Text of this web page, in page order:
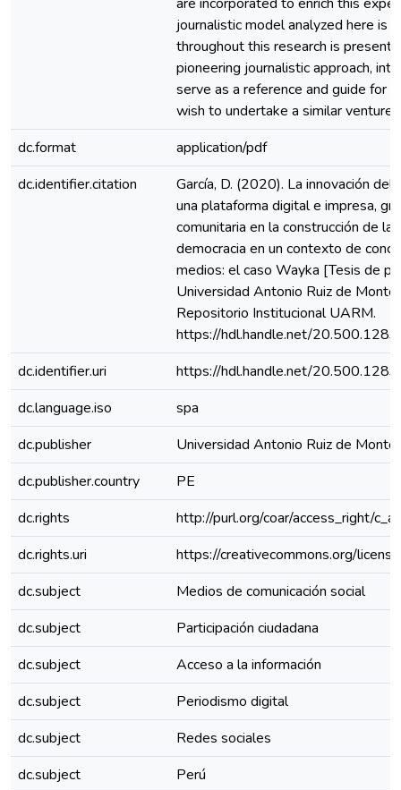
journalistic model analyzed here is
throughout this research is
pioneering journalistic approach,
serve as a reference and guide for
wish to undertake a similar venture.
dc.format
application/pdf
dc.identifier.citation
García, D. (2020). La innovación del
una plataforma digital e impresa,
comunitaria en la construcción de la
democracia en un contexto de
medios: el caso Wayka [Tesis de
Universidad Antonio Ruiz de
Repositorio Institucional UARM.
https://hdl.handle.net/
dc.identifier.uri
https://hdl.handle.net/
dc.language.iso
spa
dc.publisher
Universidad Antonio Ruiz de
dc.publisher.country
PE
dc.rights
http://purl.org/coar/access_right/
dc.rights.uri
https://creativecommons.org/
dc.subject
Medios de comunicación social
dc.subject
Participación ciudadana
dc.subject
Acceso a la información
dc.subject
Periodismo digital
dc.subject
Redes sociales
dc.subject
Perú